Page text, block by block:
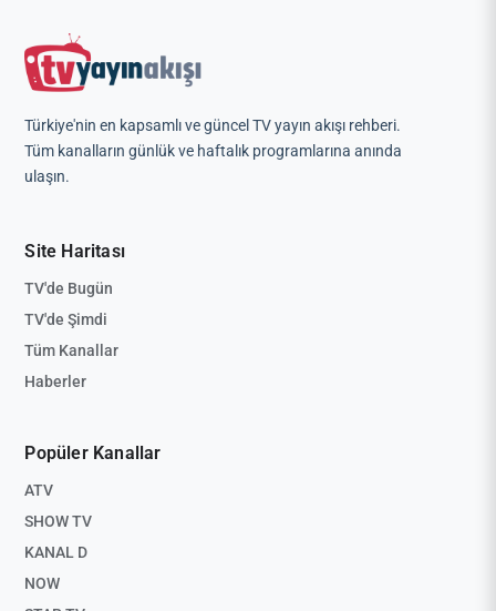
Türkiye'nin en kapsamlı ve güncel TV yayın akışı rehberi.
Tüm kanalların günlük ve haftalık programlarına anında
ulaşın.
Site Haritası
TV'de Bugün
TV'de Şimdi
Tüm Kanallar
Haberler
Popüler Kanallar
ATV
SHOW TV
KANAL D
NOW